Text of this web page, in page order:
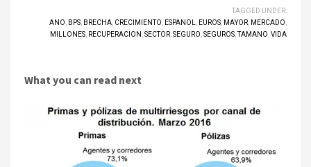
TAGGED UNDER:
ANO
BPS BRECHA CRECIMIENTO ESPANOL EUROS MAYOR MERCADO
MILLONES RECUPERACION SECTOR SEGURO SEGUROS ,TAMANO VIDA
What you can read next